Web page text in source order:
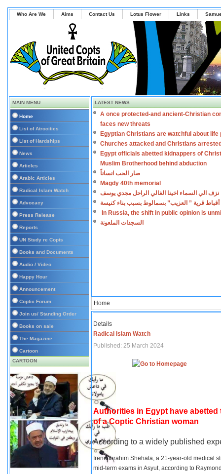
Who Are We Aims Contact Us Lotus Flower Links
MAIN MENU
Home
List of Atrocities
List of Hardships
News
Articles
Arabic Articles
Radical Islam Watch
Advocacy
Press Release
Reports
UN Study re Copts
Books and Documents
Audio / Video
Happy Hour
Announcement
Coptic Forum
Join us/ Standing Order
Books on sale
The Magazine
Cartoon
CARTOON
LATEST NEWS
A once protected-and ancient-Christian
faces new threats
Egyptian Christians are watchful about life
Churches attacked and Christians
Egypt officials abetted kidnappers of
Muslim Brotherhood behind abduction
صار الحب انساناً
Magdy 40th memorial
نزف الي السماء اخينا الغالي الراحل مجدي يوسف
أقباط قرية ” العزيب” بسمالوط بسبب بناء كنيسة
In Russia, the shift in public opinion is
السجدات الملعونة
Home
Details
Radical Islam Watch
Published: 25 March 2024
Authorities in Egypt have
of a Coptic Christian woman
According to a widely published
Irene Ibrahim Shehata, a 21-year-old medical
mid-term exams in Asyut, according to